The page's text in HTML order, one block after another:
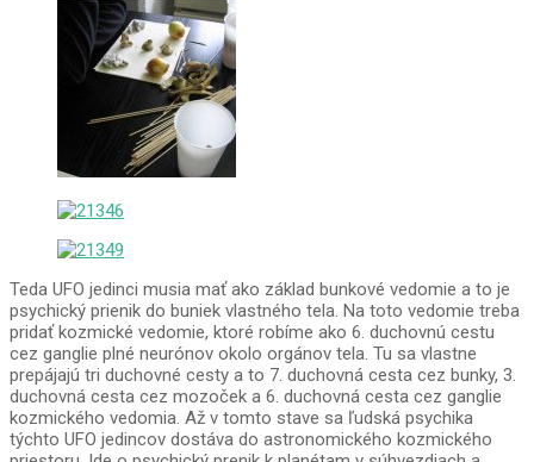
Teda UFO jedinci musia mať ako základ bunkové vedomie a to je
psychický prienik do buniek vlastného tela. Na toto vedomie treba
pridať kozmické vedomie, ktoré robíme ako 6. duchovnú cestu
cez ganglie plné neurónov okolo orgánov tela. Tu sa vlastne
prepájajú tri duchovné cesty a to 7. duchovná cesta cez bunky, 3.
duchovná cesta cez mozoček a 6. duchovná cesta cez ganglie
kozmického vedomia. Až v tomto stave sa ľudská psychika
týchto UFO jedincov dostáva do astronomického kozmického